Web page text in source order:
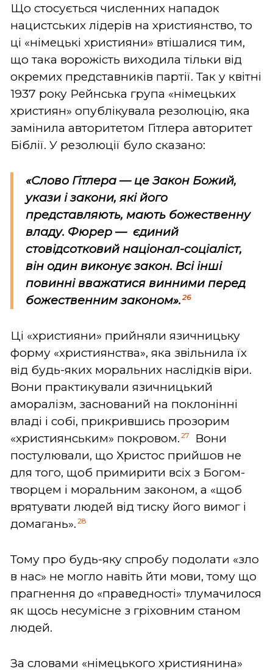
Що стосується численних нападок
нацистських лідерів на християнство, то
ці «німецькі християни» втішалися тим,
що така ворожість виходила тільки від
окремих представників партії. Так у квітні
1937 року Рейнська група «німецьких
християн» опублікувала резолюцію, яка
замінила авторитетом Гітлера авторитет
Біблії. У резолюції було сказано:
«Слово Гітлера — це Закон Божий,
укази і закони, які його
представляють, мають божественну
владу. Фюрер — єдиний
стовідсотковий націонал-соціаліст,
він один виконує закон. Всі інші
повинні вважатися винними перед
божественним законом». 26
Ці «християни» прийняли язичницьку
форму «християнства», яка звільнила їх
від будь-яких моральних наслідків віри.
Вони практикували язичницький
аморалізм, заснований на поклонінні
владі і собі, прикрившись прозорим
«християнським» покровом. 27
Вони
постулювали, що Христос прийшов не
для того, щоб примирити всіх з Богом-
творцем і моральним законом, а «щоб
врятувати людей від тиску його вимог і
домагань». 28
Тому про будь-яку спробу подолати «зло
в нас» не могло навіть йти мови, тому що
прагнення до «праведності» тлумачилося
як щось несумісне з гріховним станом
людей.
За словами «німецького християнина»